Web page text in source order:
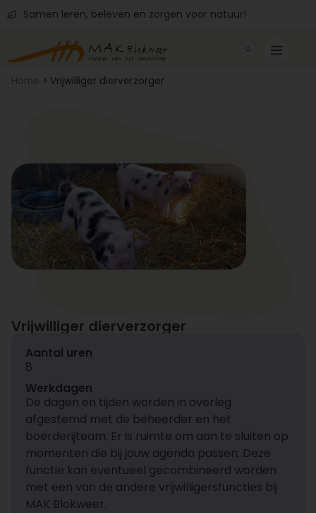
Samen leren, beleven en zorgen voor natuur!
Home > Vrijwilliger dierverzorger
Vrijwilliger dierverzorger
Aantal uren
8
Werkdagen
De dagen en tijden worden in overleg
afgestemd met de beheerder en het
boerderijteam; Er is ruimte om aan te sluiten op
momenten die bij jouw agenda passen; Deze
functie kan eventueel gecombineerd worden
met een van de andere vrijwilligersfuncties bij
MAK Blokweer.